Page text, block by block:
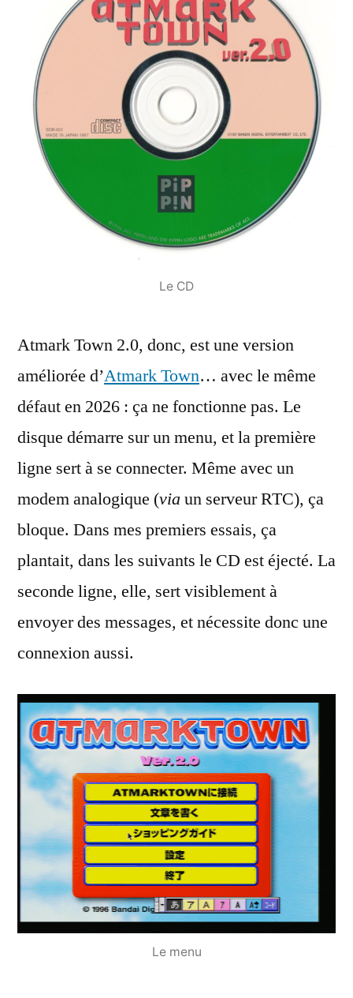
Le CD
Atmark Town 2.0, donc, est une version
améliorée d’Atmark Town… avec le même
défaut en 2026 : ça ne fonctionne pas. Le
disque démarre sur un menu, et la première
ligne sert à se connecter. Même avec un
modem analogique (via un serveur RTC), ça
bloque. Dans mes premiers essais, ça
plantait, dans les suivants le CD est éjecté. La
seconde ligne, elle, sert visiblement à
envoyer des messages, et nécessite donc une
connexion aussi.
Le menu